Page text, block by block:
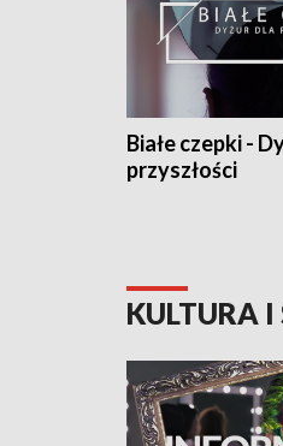
Białe czepki -
przyszłości
KULTURA